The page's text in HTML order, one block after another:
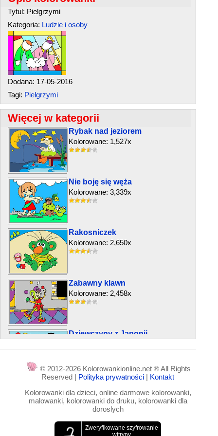
Tytul: Pielgrzymi
Kategoria: Ludzie i osoby
Dodana: 17-05-2016
Tagi: Pielgrzymi
Więcej w kategorii
Rybak nad jeziorem
Kolorowane: 1,527x
Nie boję się węża
Kolorowane: 3,339x
Rakosniczek
Kolorowane: 2,650x
Zabawny klawn
Kolorowane: 2,458x
Dziewczyny z Japonii
Kolorowane: 3,745x
© 2012-2026 Kolorowankionline.net ® All Rights
Reserved | Polityka prywatności | Kontakt
Kolorowanki dla dzieci, online darmowe kolorowanki,
malowanki, kolorowanki do druku, kolorowanki dla
doroslych